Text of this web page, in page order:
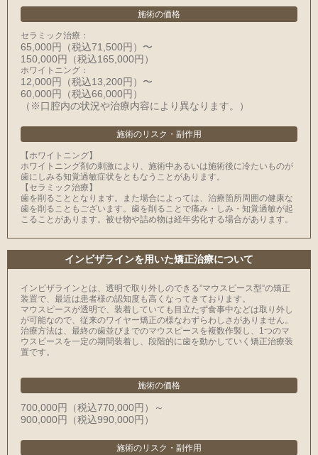
施術の価格
セラミック治療：
65,000円（税込71,500円）〜
150,000円（税込165,000円）
ホワイトニング：
12,000円（税込13,200円）〜
60,000円（税込66,000円）
（※⼝腔内の状況や治療内容により異なります。）
施術のリスク・副作用
【ホワイトニング】
ホワイトニング剤の刺激により、施術中あるいは施術後に冷たいものが
⻭にしみる知覚過敏症状をともなうことがあります。
【セラミック治療】
⻭を削ることとなります。また場合によっては、治療箇所周囲の健康な
⻭を削ることもございます。⻭を削ることで痛み・しみ・知覚過敏が起
こることがあります。被せ物や詰め物は経年劣化する場合があります。
インビザラインを用いた矯正治療について
インビザラインとは、透明で取り外しのできる”マウスピース型”の矯正
装置で、最近は患者様の認知度も高くなってきております。
マウスピースが透明で、装着していても目立たず食事中などは取り外し
が可能なので、従来のワイヤー矯正の様なわずらわしさがありません。
治療方法は、最終の歯並びまでのマウスピースを複数作製し、1つのマ
ウスピースを一定の期間装着し、段階的に歯を動かしていく矯正治療装
置です。
施術の価格
700,000円（税込770,000円）～
900,000円（税込990,000円）
施術のリスク ・ 副作用